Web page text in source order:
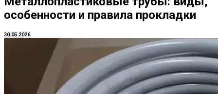
особенности и правила прокладки
30.05.2026